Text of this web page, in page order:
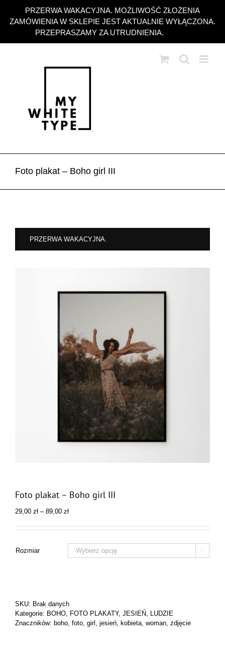
PRZERWA WAKACYJNA. MOŻLIWOŚĆ ZŁOŻENIA
ZAMÓWIENIA W SKLEPIE JEST AKTUALNIE WYŁĄCZONA.
PRZEPRASZAMY ZA UTRUDNIENIA.
zawartości
Foto plakat – Boho girl III
PRZERWA WAKACYJNA.
Foto plakat – Boho girl III
29,00 zł – 89,00 złZakres
od
89,00 zł
Rozmiar 
SKU: Brak danych
Kategorie: BOHO, FOTO PLAKATY, JESIEŃ, LUDZIE
Znaczników: boho, foto, girl , jesień, kobieta, woman, zdjęcie